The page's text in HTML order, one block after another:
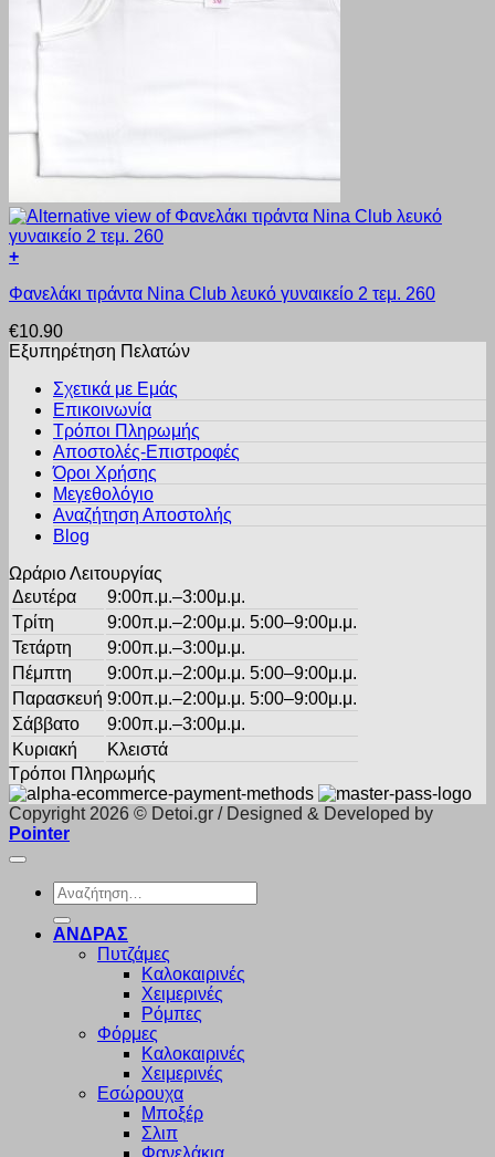
+
το
έχει
πολλαπλές
επιλογές
μπορούν
επιλεγούν
σελίδα
Φανελάκι τιράντα Nina Club λευκό γυναικείο 2 τεμ. 260
€10.90
Εξυπηρέτηση Πελατών
Σχετικά με Εμάς
Επικοινωνία
Τρόποι Πληρωμής
Αποστολές-Επιστροφές
Όροι Χρήσης
Μεγεθολόγιο
Αναζήτηση Αποστολής
Blog
Ωράριο Λειτουργίας
Δευτέρα
9:00π.μ.–3:00μ.μ.
Τρίτη
9:00π.μ.–2:00μ.μ. 5:00–9:00μ.μ.
Τετάρτη
9:00π.μ.–3:00μ.μ.
Πέμπτη
9:00π.μ.–2:00μ.μ. 5:00–9:00μ.μ.
Παρασκευή 9:00π.μ.–2:00μ.μ. 5:00–9:00μ.μ.
Σάββατο
9:00π.μ.–3:00μ.μ.
Κυριακή
Κλειστά
Τρόποι Πληρωμής
Copyright 2026 © Detoi.gr / Designed & Developed by
Pointer
Αναζήτηση
για:
ΑΝΔΡΑΣ
Πυτζάμες
Καλοκαιρινές
Χειμερινές
Ρόμπες
Φόρμες
Καλοκαιρινές
Χειμερινές
Εσώρουχα
Μποξέρ
Σλιπ
Φανελάκια